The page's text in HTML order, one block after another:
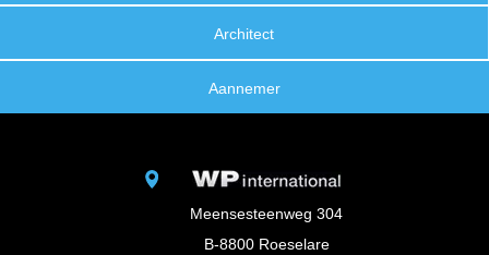
Architect
Aannemer
Meensesteenweg 304
B-8800 Roeselare